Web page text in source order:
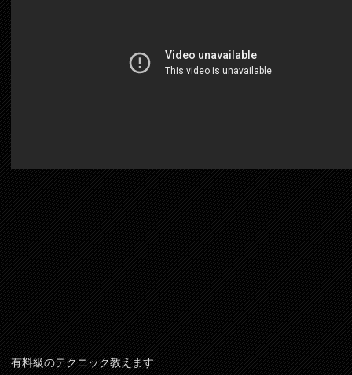
有料級のテクニック教えます